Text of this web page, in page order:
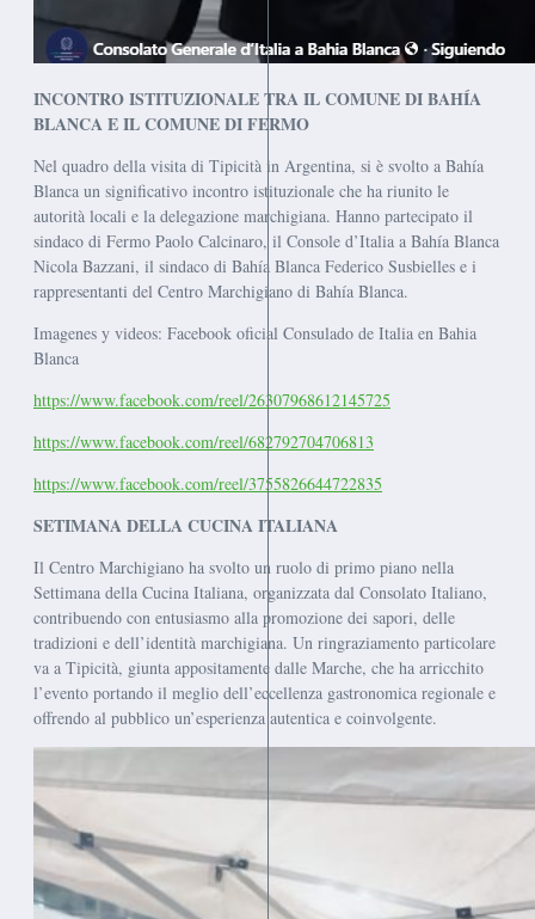
INCONTRO ISTITUZIONALE TRA IL COMUNE DI BAHÍA
BLANCA E IL COMUNE DI FERMO
Nel quadro della visita di Tipicità in Argentina, si è svolto a Bahía
Blanca un significativo incontro istituzionale che ha riunito le
autorità locali e la delegazione marchigiana. Hanno partecipato il
sindaco di Fermo Paolo Calcinaro, il Console d’Italia a Bahía Blanca
Nicola Bazzani, il sindaco di Bahía Blanca Federico Susbielles e i
rappresentanti del Centro Marchigiano di Bahía Blanca.
Imagenes y videos: Facebook oficial Consulado de Italia en Bahia
Blanca
https://www.facebook.com/reel/26307968612145725
https://www.facebook.com/reel/682792704706813
https://www.facebook.com/reel/3755826644722835
SETIMANA DELLA CUCINA ITALIANA
Il Centro Marchigiano ha svolto un ruolo di primo piano nella
Settimana della Cucina Italiana, organizzata dal Consolato Italiano,
contribuendo con entusiasmo alla promozione dei sapori, delle
tradizioni e dell’identità marchigiana. Un ringraziamento particolare
va a Tipicità, giunta appositamente dalle Marche, che ha arricchito
l’evento portando il meglio dell’eccellenza gastronomica regionale e
offrendo al pubblico un’esperienza autentica e coinvolgente.